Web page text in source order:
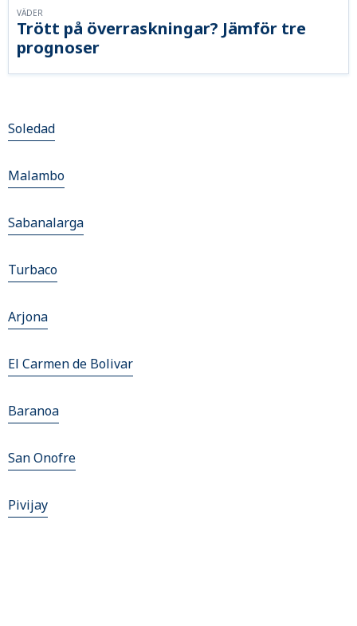
Trött på överraskningar? Jämför tre
prognoser
VÄDER
Soledad
Malambo
Sabanalarga
Turbaco
Arjona
El Carmen de Bolivar
Baranoa
San Onofre
Pivijay